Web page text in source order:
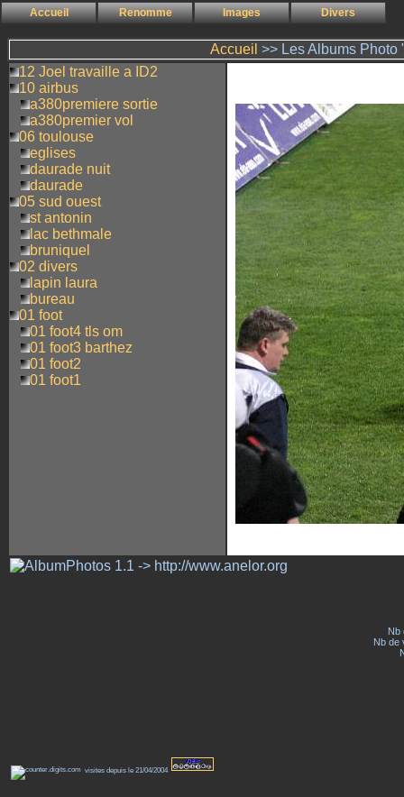
Accueil Renomme Images Divers
Accueil >> Les Albums
12 Joel travaille a ID2
10 airbus
a380premiere sortie
a380premier vol
06 toulouse
eglises
daurade nuit
daurade
05 sud ouest
st antonin
lac bethmale
bruniquel
02 divers
lapin laura
bureau
01 foot
01 foot4 tls om
01 foot3 barthez
01 foot2
01 foot1
Nb
Nb de
visites depuis le 21/04/2004